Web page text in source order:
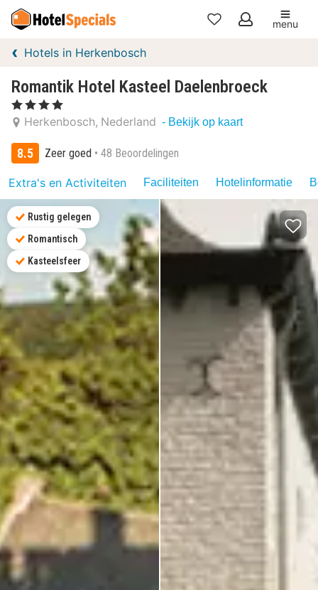
Mijn
menu
Hotels in Herkenbosch
Romantik Hotel Kasteel Daelenbroeck
, 4 Sterren
Herkenbosch Nederland - Bekijk op kaart
8.5 Zeer goed 48 Beoordelingen
Extra's en Activiteiten Faciliteiten Hotelinformatie
Rustig gelegen
Romantisch
Kasteelsfeer